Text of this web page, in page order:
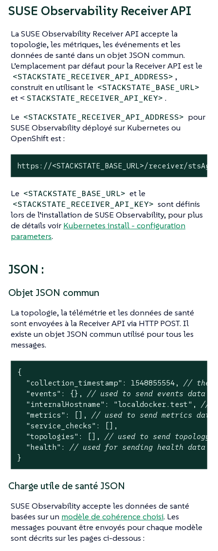
SUSE Observability Receiver API
La SUSE Observability Receiver API accepte la
topologie, les métriques, les événements et les
données de santé dans un objet JSON commun.
L’emplacement par défaut pour la Receiver API est le
<STACKSTATE_RECEIVER_API_ADDRESS> ,
construit en utilisant le <STACKSTATE_BASE_URL>
et < STACKSTATE_RECEIVER_API_KEY> .
Le <STACKSTATE_RECEIVER_API_ADDRESS> pour
SUSE Observability déployé sur Kubernetes ou
OpenShift est :
https://<STACKSTATE_BASE_URL>/receiver/
Le <STACKSTATE_BASE_URL> et le
<STACKSTATE_RECEIVER_API_KEY> sont définis
lors de l’installation de SUSE Observability, pour plus
de détails voir Kubernetes install - configuration
parameters.
JSON :
Objet JSON commun
La topologie, la télémétrie et les données de santé
sont envoyées à la Receiver API via HTTP POST. Il
existe un objet JSON commun utilisé pour tous les
messages.
{
"collection_timestamp" : 1548855554, // the
"events" : {}, // used to send events data
"internalHostname" : "localdocker.test" , //
"metrics" : [], // used to send metrics data
"service_checks" : [],
"topologies" : [], // used to send topology
"health" : // used for sending health data
}
Charge utile de santé JSON
SUSE Observability accepte les données de santé
basées sur un modèle de cohérence choisi. Les
messages pouvant être envoyés pour chaque modèle
sont décrits sur les pages ci-dessous :